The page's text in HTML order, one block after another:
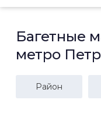
Багетные
метро
Район